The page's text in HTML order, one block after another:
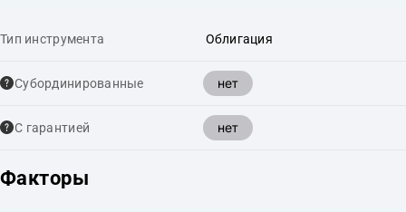
Тип инструмента Облигация
Cубординированные нет
С гарантией нет
Факторы